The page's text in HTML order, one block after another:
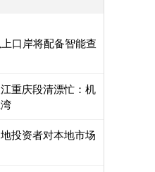
口岸将配备智能查
重庆段清漂忙：机
投资者对本地市场